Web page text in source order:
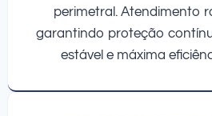
perimetral. Atendimento
garantindo proteção
estável e máxima